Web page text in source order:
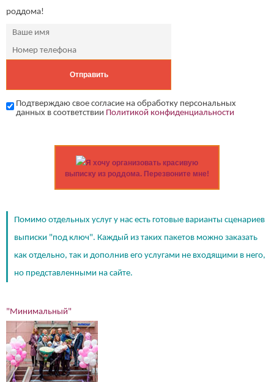
роддома!
Подтверждаю свое согласие на обработку персональных
данных в соответствии Политикой конфиденциальности
Я хочу организовать красивую
выписку из роддома. Перезвоните мне!
Помимо отдельных услуг у нас есть готовые варианты сценариев
выписки "под ключ". Каждый из таких пакетов можно заказать
как отдельно, так и дополнив его услугами не входящими в него,
но представленными на сайте.
"Минимальный"